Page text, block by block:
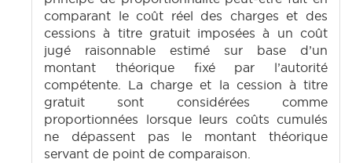
comparant le coût réel des charges et des
cessions à titre gratuit imposées à un coût
jugé raisonnable estimé sur base d’un
montant théorique fixé par l’autorité
compétente. La charge et la cession à titre
gratuit sont considérées comme
proportionnées lorsque leurs coûts cumulés
ne dépassent pas le montant théorique
servant de point de comparaison.